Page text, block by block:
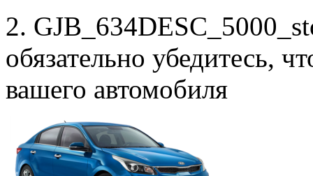
2.
обязательно убедитесь,
вашего автомобиля